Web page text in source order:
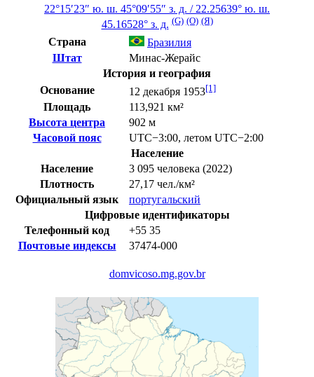
22°15′23″ ю. ш. 45°09′55″ з. д. / 22.25639° ю. ш.
45.16528° з. д. (G) (O) (Я)
Страна
Бразилия
Штат
Минас-Жерайс
История и география
Основание
12 декабря 1953[1]
Площадь
113,921 км²
Высота центра
902 м
Часовой пояс
UTC−3:00, летом UTC−2:00
Население
Население
3 095 человека (2022)
Плотность
27,17 чел./км²
Официальный язык
португальский
Цифровые идентификаторы
Телефонный код
+55 35
Почтовые индексы
37474-000
domvicoso.mg.gov.br